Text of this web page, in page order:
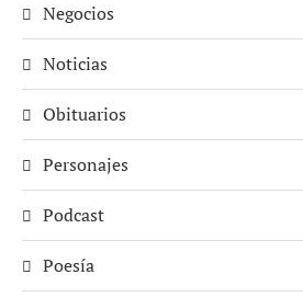
Negocios
Noticias
Obituarios
Personajes
Podcast
Poesía